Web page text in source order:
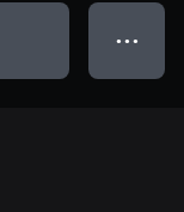
● ● ●